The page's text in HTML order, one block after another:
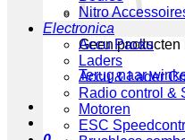
Geen
Terug naar
Nitro
Electronica
Accu Packs
Laders
Accu & Lader
Radio control &
Motoren
ESC